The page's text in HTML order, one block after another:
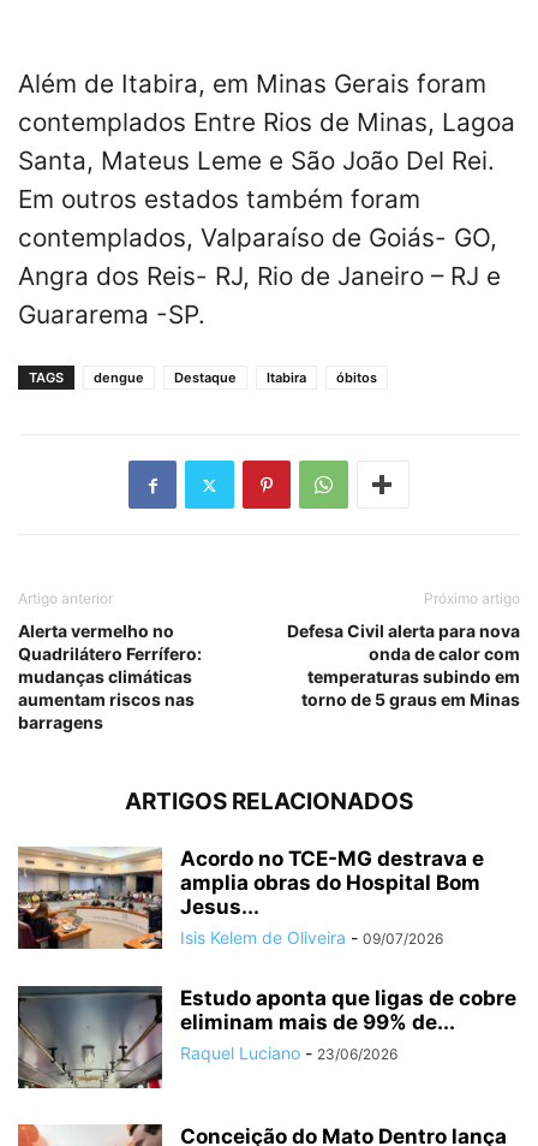
Além de Itabira, em Minas Gerais foram
contemplados Entre Rios de Minas, Lagoa
Santa, Mateus Leme e São João Del Rei.
Em outros estados também foram
contemplados, Valparaíso de Goiás- GO,
Angra dos Reis- RJ, Rio de Janeiro – RJ e
Guararema -SP.
TAGS dengue Destaque Itabira óbitos
Artigo anterior
Alerta vermelho no
Quadrilátero Ferrífero:
mudanças climáticas
aumentam riscos nas
barragens
Próximo artigo
Defesa Civil alerta para nova
onda de calor com
temperaturas subindo em
torno de 5 graus em Minas
ARTIGOS RELACIONADOS
Acordo no TCE-MG destrava e
amplia obras do Hospital Bom
Jesus...
Isis Kelem de Oliveira - 09/07/2026
Estudo aponta que ligas de cobre
eliminam mais de 99% de...
Raquel Luciano - 23/06/2026
Conceição do Mato Dentro lança